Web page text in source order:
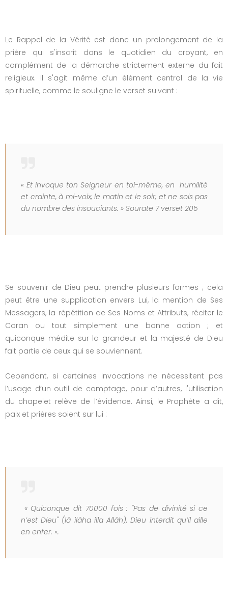
Le Rappel de la Vérité est donc un prolongement de la
prière qui s'inscrit dans le quotidien du croyant, en
complément de la démarche strictement externe du fait
religieux. Il s'agit même d’un élément central de la vie
spirituelle, comme le souligne le verset suivant :
« Et invoque ton Seigneur en toi-même, en humilité
et crainte, à mi-voix, le matin et le soir, et ne sois pas
du nombre des insouciants. » Sourate 7 verset 205
Se souvenir de Dieu peut prendre plusieurs formes ; cela
peut être une supplication envers Lui, la mention de Ses
Messagers, la répétition de Ses Noms et Attributs, réciter le
Coran ou tout simplement une bonne action ; et
quiconque médite sur la grandeur et la majesté de Dieu
fait partie de ceux qui se souviennent.
Cependant, si certaines invocations ne nécessitent pas
l’usage d’un outil de comptage, pour d’autres, l'utilisation
du chapelet relève de l’évidence. Ainsi, le Prophète a dit,
paix et prières soient sur lui :
« Quiconque dit 70000 fois : ''Pas de divinité si ce
n’est Dieu'' (lâ ilâha illa Allâh), Dieu interdit qu’il aille
en enfer. ».